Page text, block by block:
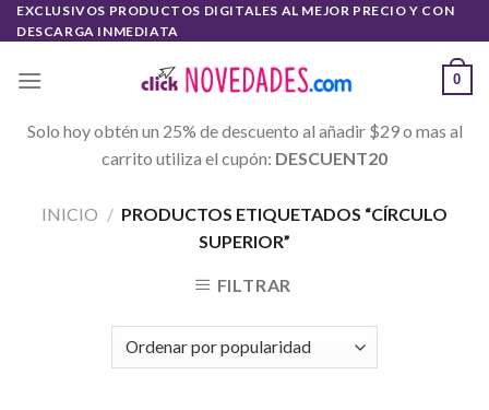
Skip
to
EXCLUSIVOS PRODUCTOS DIGITALES AL MEJOR PRECIO Y CON
DESCARGA INMEDIATA
0
Solo hoy obtén un 25% de descuento al añadir $29 o mas al
carrito utiliza el cupón: DESCUENT20
INICIO / PRODUCTOS ETIQUETADOS “CÍRCULO
SUPERIOR”
FILTRAR